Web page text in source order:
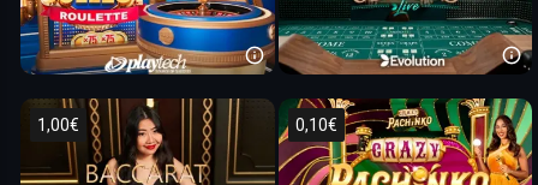
1,00€ 0,10€